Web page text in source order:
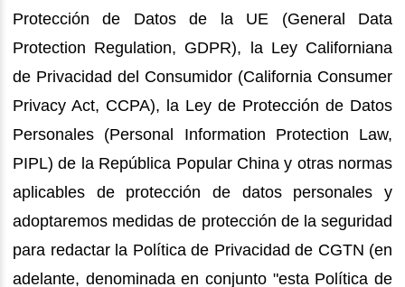
Protección de Datos de la UE (General Data
Protection Regulation, GDPR), la Ley Californiana
de Privacidad del Consumidor (California Consumer
Privacy Act, CCPA), la Ley de Protección de Datos
Personales (Personal Information Protection Law,
PIPL) de la República Popular China y otras normas
aplicables de protección de datos personales y
adoptaremos medidas de protección de la seguridad
para redactar la Política de Privacidad de CGTN (en
adelante, denominada en conjunto "esta Política de